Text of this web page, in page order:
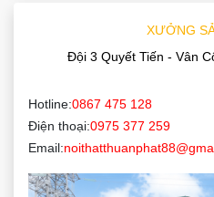
XƯỞNG
Đội 3 Quyết Tiến - Vân
Hotline:0867 475 128
Điện thoại:0975 377 259
Email: